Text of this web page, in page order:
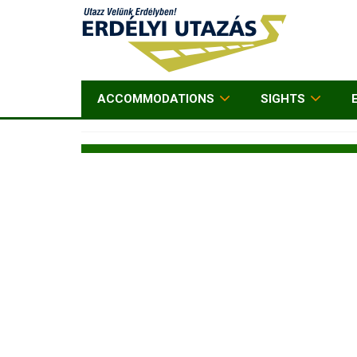
ACCOMMODATIONS SIGHTS